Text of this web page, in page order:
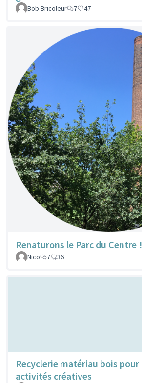
Bob Bricoleur 7 47
Renaturons le Parc du Centre !
Nico
7 36
Recyclerie matériau bois pour
activités créatives